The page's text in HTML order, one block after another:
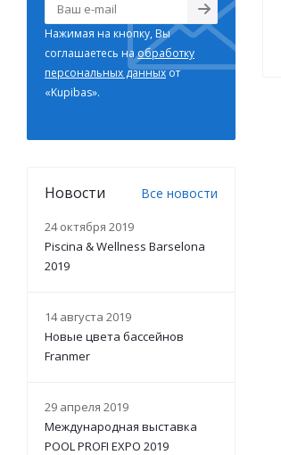
Нажимая на кнопку, Вы
соглашаетесь наобработку
персональных данныхот
«Kupibas».
Новости Все новости
24 октября 2019
Piscina & Wellness Barselona
2019
14 августа 2019
Новые цвета бассейнов
Franmer
29 апреля 2019
Международная выставка
POOL PROFI EXPO 2019